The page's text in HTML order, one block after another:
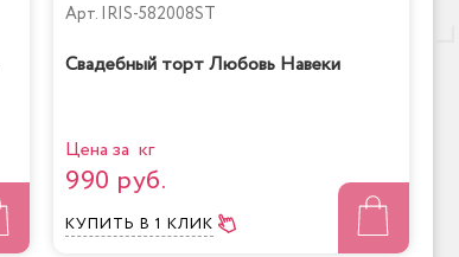
Арт. IRIS-582008ST
Свадебный торт Любовь Навеки
Цена за кг
990 руб.
КУПИТЬ В 1 КЛИК